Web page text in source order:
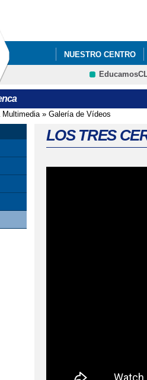
NUESTRO CENTRO
aquí
Multimedia» Galería de Vídeos
LOS TRES